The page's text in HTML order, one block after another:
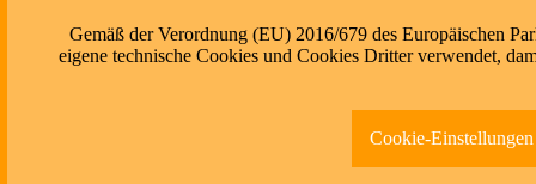
Gemäß der Verordnung (EU) 2016/679 des Europäischen
eigene technische Cookies und Cookies Dritter verwendet,
Cookie-Einstellungen